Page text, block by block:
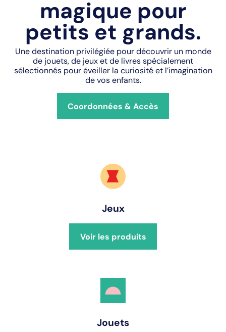
magique pour
petits et grands.
Une destination privilégiée pour découvrir un monde
de jouets, de jeux et de livres spécialement
sélectionnés pour éveiller la curiosité et l’imagination
de vos enfants.
Coordonnées & Accès
Jeux
Voir les produits
Jouets